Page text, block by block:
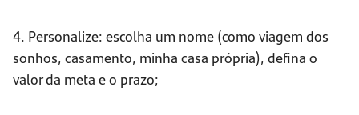
4. Personalize: escolha um nome (como viagem dos
sonhos, casamento, minha casa própria), defina o
valor da meta e o prazo;